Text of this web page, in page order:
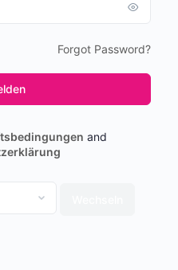
Forgot Password?
and